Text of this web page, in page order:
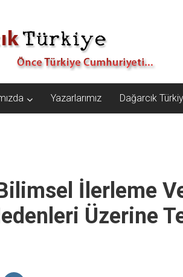
Yazarlarımız Dağarcık
İlerleme
Üzerine